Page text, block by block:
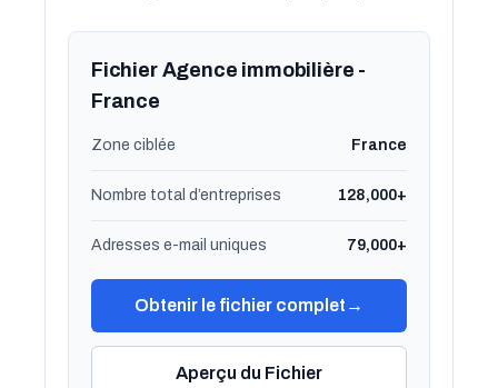
Fichier Agence immobilière -
France
Zone ciblée France
Nombre total d’entreprises 128,000+
Adresses e-mail uniques 79,000+
Obtenir le fichier complet →
Aperçu du Fichier